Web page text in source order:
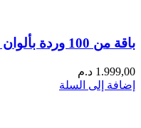
باقة من 100 وردة بألوان مختلطة
1.999,00 د.م
إضافة إلى السلة